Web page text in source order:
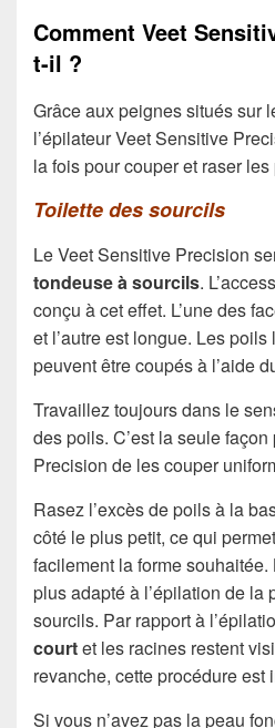
Comment Veet
t-il ?
Grâce aux peignes situés sur
l’épilateur Veet Sensitive
la fois pour couper et raser les
Toilette des sourcils
Le Veet Sensitive Precision
tondeuse à sourcils.
conçu à cet effet. L’une des
et l’autre est longue. Les
peuvent être coupés à l’aide
Travaillez toujours dans le
des poils. C’est la seule
Precision de les couper
Rasez l’excès de poils à la
côté le plus petit, ce qui
facilement la forme
plus adapté à l’épilation de la
sourcils. Par rapport à
courtet les racines restent
revanche, cette procédure est
Si vous n’avez pas la peau